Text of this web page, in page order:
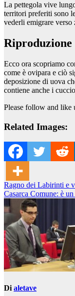
La pettegola vive
territori preferiti sono
vederli emigrare
Riproduzione
Ecco ora scopriamo
come è ovipara e ciò
deposizione di uova
contiene anche i
Please follow and like
Related Images:
Navigazione
articoli
Ragno dei Labirinti e
Casarca Comune: è
Di aletave